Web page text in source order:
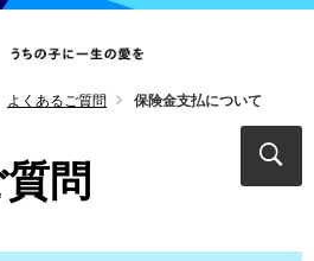
よくあるご質問 保険金支払について
問